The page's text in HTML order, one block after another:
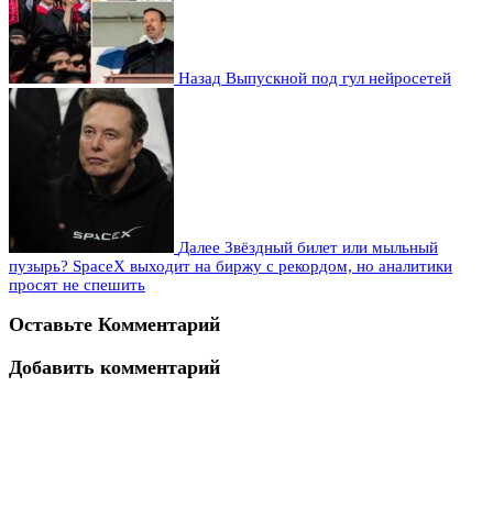
Назад Выпускной под гул нейросетей
Далее Звёздный билет или мыльный
пузырь? SpaceX выходит на биржу с рекордом, но аналитики
просят не спешить
Оставьте Комментарий
Добавить комментарий